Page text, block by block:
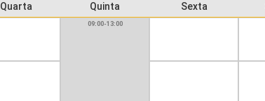
Quarta Quinta Sexta
09:00-13:00